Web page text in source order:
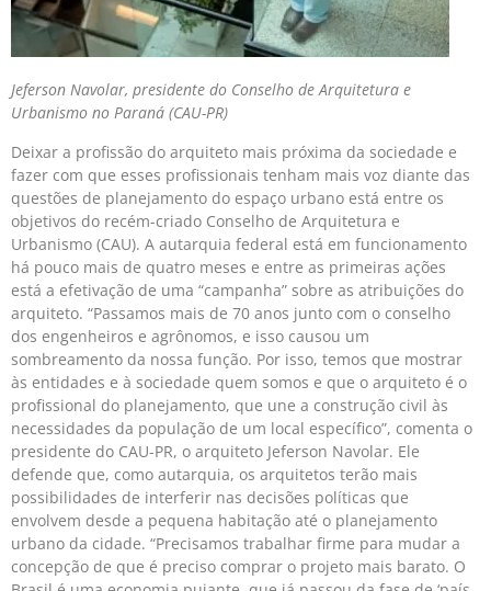
Jeferson Navolar, presidente do Conselho de Arquitetura e
Urbanismo no Paraná (CAU-PR)
Deixar a profissão do arquiteto mais próxima da sociedade e
fazer com que esses profissionais tenham mais voz diante das
questões de planejamento do espaço urbano está entre os
objetivos do recém-criado Conselho de Arquitetura e
Urbanismo (CAU). A autarquia federal está em funcio­namento
há pouco mais de quatro meses e entre as primeiras ações
está a efetivação de uma “campanha” so­­bre as atribuições do
arquiteto. “Passamos mais de 70 anos junto com o conselho
dos engenheiros e agrônomos, e isso causou um
sombreamento da nossa função. Por isso, temos que mostrar
às entidades e à sociedade quem somos e que o arquiteto é o
profissional do planejamento, que une a construção civil às
necessidades da população de um local es­­pecífico”, comenta o
presidente do CAU-PR, o arquiteto Jeferson Navolar. Ele
defende que, como autarquia, os arquitetos terão mais
possibilidades de interferir nas decisões políticas que
envolvem desde a pequena habitação até o planejamento
urbano da cidade. “Precisamos trabalhar firme para mudar a
concepção de que é preciso comprar o projeto mais barato. O